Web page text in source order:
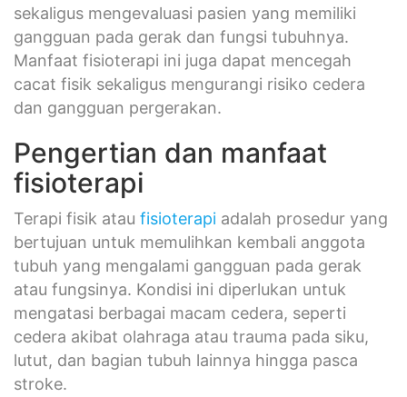
sekaligus mengevaluasi pasien yang memiliki
gangguan pada gerak dan fungsi tubuhnya.
Manfaat fisioterapi ini juga dapat mencegah
cacat fisik sekaligus mengurangi risiko cedera
dan gangguan pergerakan.
Pengertian dan manfaat
fisioterapi
Terapi fisik atau fisioterapi adalah prosedur yang
bertujuan untuk memulihkan kembali anggota
tubuh yang mengalami gangguan pada gerak
atau fungsinya. Kondisi ini diperlukan untuk
mengatasi berbagai macam cedera, seperti
cedera akibat olahraga atau trauma pada siku,
lutut, dan bagian tubuh lainnya hingga pasca
stroke.